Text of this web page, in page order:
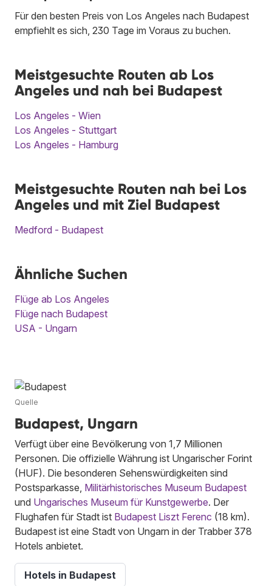
Für den besten Preis von Los Angeles nach Budapest
empfiehlt es sich, 230 Tage im Voraus zu buchen.
Meistgesuchte Routen ab Los
Angeles und nah bei Budapest
Los Angeles - Wien
Los Angeles - Stuttgart
Los Angeles - Hamburg
Meistgesuchte Routen nah bei Los
Angeles und mit Ziel Budapest
Medford - Budapest
Ähnliche Suchen
Flüge ab Los Angeles
Flüge nach Budapest
USA - Ungarn
Quelle
Budapest, Ungarn
Verfügt über eine Bevölkerung von 1,7 Millionen
Personen. Die offizielle Währung ist Ungarischer Forint
(HUF). Die besonderen Sehenswürdigkeiten sind
Postsparkasse, Militärhistorisches Museum Budapest
und Ungarisches Museum für Kunstgewerbe. Der
Flughafen für Stadt ist Budapest Liszt Ferenc (18 km).
Budapest ist eine Stadt von Ungarn in der Trabber 378
Hotels anbietet.
Hotels in Budapest